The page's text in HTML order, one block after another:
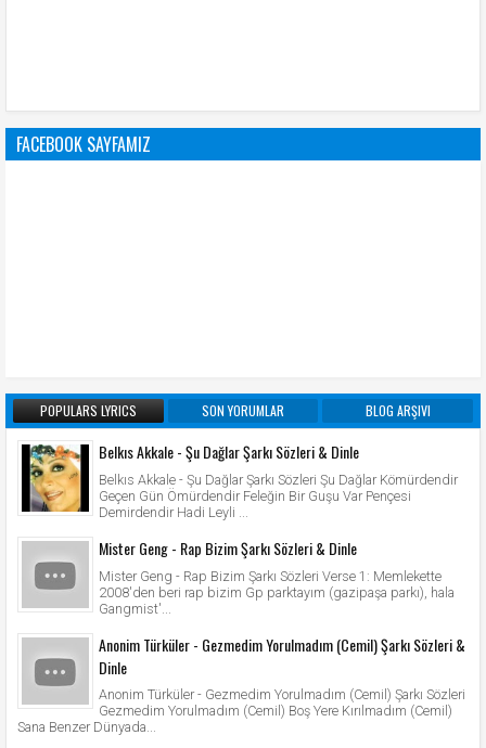
FACEBOOK SAYFAMIZ
POPULARS LYRICS SON YORUMLAR BLOG ARŞIVI
Belkıs Akkale - Şu Dağlar Şarkı Sözleri & Dinle
Belkıs Akkale - Şu Dağlar Şarkı Sözleri Şu Dağlar Kömürdendir
Geçen Gün Ömürdendir Feleğin Bir Guşu Var Pençesi
Demirdendir Hadi Leyli ...
Mister Geng - Rap Bizim Şarkı Sözleri & Dinle
Mister Geng - Rap Bizim Şarkı Sözleri Verse 1: Memlekette
2008'den beri rap bizim Gp parktayım (gazipaşa parkı), hala
Gangmist'...
Anonim Türküler - Gezmedim Yorulmadım (Cemil) Şarkı Sözleri &
Dinle
Anonim Türküler - Gezmedim Yorulmadım (Cemil) Şarkı Sözleri
Gezmedim Yorulmadım (Cemil) Boş Yere Kırılmadım (Cemil)
Sana Benzer Dünyada...